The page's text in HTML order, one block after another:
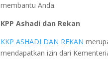
membantu Anda.
KPP Ashadi dan Rekan
KKP ASHADI DAN REKAN
mendapatkan izin dari